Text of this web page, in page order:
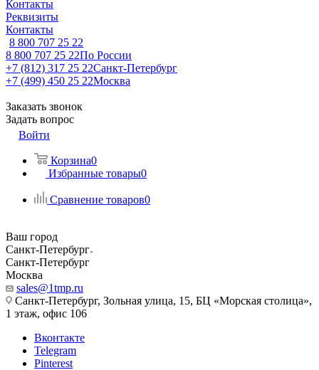
Контакты
Реквизиты
Контакты
8 800 707 25 22
8 800 707 25 22По России
+7 (812) 317 25 22Санкт-Петербург
+7 (499) 450 25 22Москва
Заказать звонок
Задать вопрос
Войти
Корзина0
Избранные товары0
Сравнение товаров0
Ваш город
Санкт-Петербург
Санкт-Петербург
Москва
sales@1tmp.ru
Санкт-Петербург, Зольная улица, 15, БЦ «Морская столица»,
1 этаж, офис 106
Вконтакте
Telegram
Pinterest